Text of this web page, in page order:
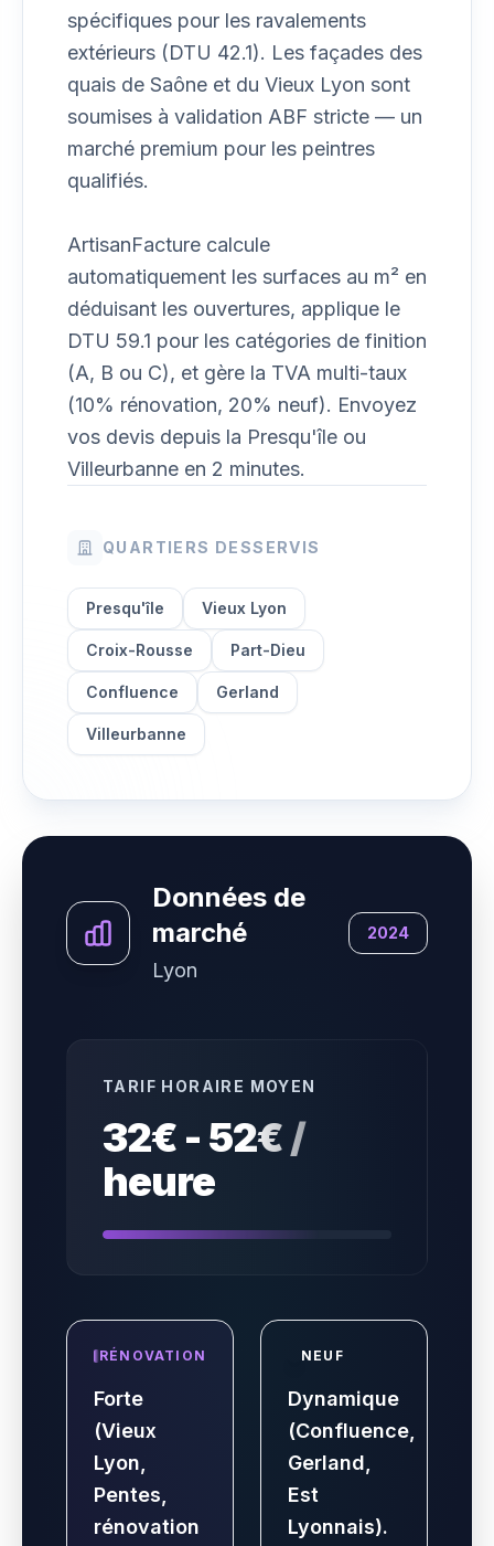
spécifiques pour les ravalements
extérieurs (DTU 42.1). Les façades des
quais de Saône et du Vieux Lyon sont
soumises à validation ABF stricte — un
marché premium pour les peintres
qualifiés.
ArtisanFacture calcule
automatiquement les surfaces au m² en
déduisant les ouvertures, applique le
DTU 59.1 pour les catégories de finition
(A, B ou C), et gère la TVA multi-taux
(10% rénovation, 20% neuf). Envoyez
vos devis depuis la Presqu'île ou
Villeurbanne en 2 minutes.
QUARTIERS DESSERVIS
Presqu'île Vieux Lyon
Croix-Rousse Part-Dieu
Confluence Gerland
Villeurbanne
Données de
marché
Lyon
2024
TARIF HORAIRE MOYEN
32€ - 52€ /
heure
RÉNOVATION
Forte
(Vieux
Lyon,
Pentes,
rénovation
NEUF
Dynamique
(Confluence,
Gerland,
Est
Lyonnais).